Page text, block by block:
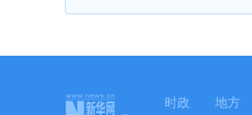
时政 地方